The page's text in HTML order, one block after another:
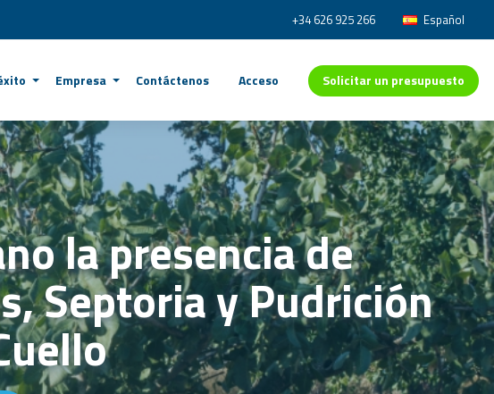
+34 626 925 266 Español
Empresa Contáctenos Acceso Solicitar un presupuesto
la presencia de
Septoria y Pudrición